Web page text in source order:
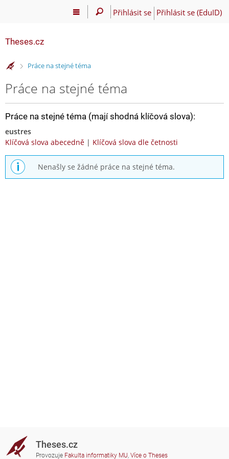
Přihlásit se Přihlásit se (EduID)
Theses.cz
>Práce na stejné téma
Práce na stejné téma
Práce na stejné téma (mají shodná klíčová slova):
eustres
Klíčová slova abecedně | Klíčová slova dle četnosti
Nenašly se žádné práce na stejné téma.
Theses.cz
Provozuje Fakulta informatiky MU, Více o Theses